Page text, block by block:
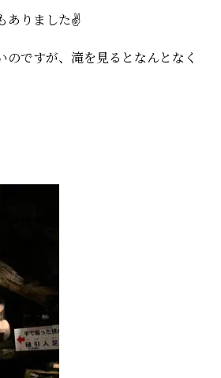
ありました✌
のですが、滝を見るとなんとなく